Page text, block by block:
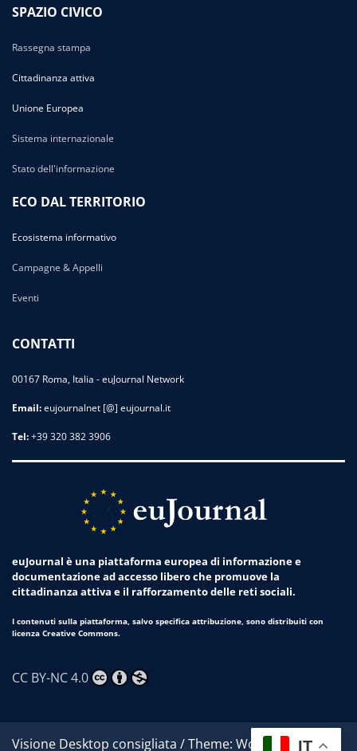
SPAZIO CIVICO
Rassegna stampa
Cittadinanza attiva
Unione Europea
Sistema internazionale
Stato dell'informazione
ECO DAL TERRITORIO
Ecosistema informativo
Campagne & Appelli
Eventi
CONTATTI
00167 Roma, Italia - euJournal Network
Email:eujournalnet [@] eujournal.it
Tel:+39 320 382 3906
euJournal è una piattaforma europea di informazione e
documentazione ad accesso libero che promuove la
cittadinanza attiva e il rafforzamento delle reti sociali.
I contenuti sulla piattaforma, salvo specifica attribuzione, sono distribuiti con
licenza Creative Commons.
CC BY-NC 4.0
Visione Desktop consigliata / Theme: Worldwide News
IT